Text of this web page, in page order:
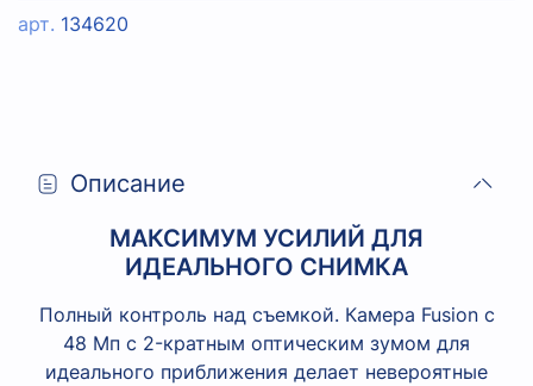
арт. 134620
Описание
МАКСИМУМ УСИЛИЙ ДЛЯ
ИДЕАЛЬНОГО СНИМКА
Полный контроль над съемкой. Камера Fusion с
48 Мп с 2-кратным оптическим зумом для
идеального приближения делает невероятные